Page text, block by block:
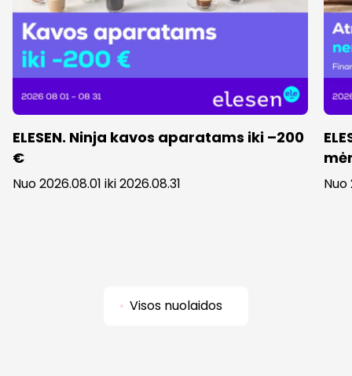
ELESEN. Ninja kavos aparatams iki –200
€
Nuo 2026.08.01 iki 2026.08.31 Nuo
Visos nuolaidos